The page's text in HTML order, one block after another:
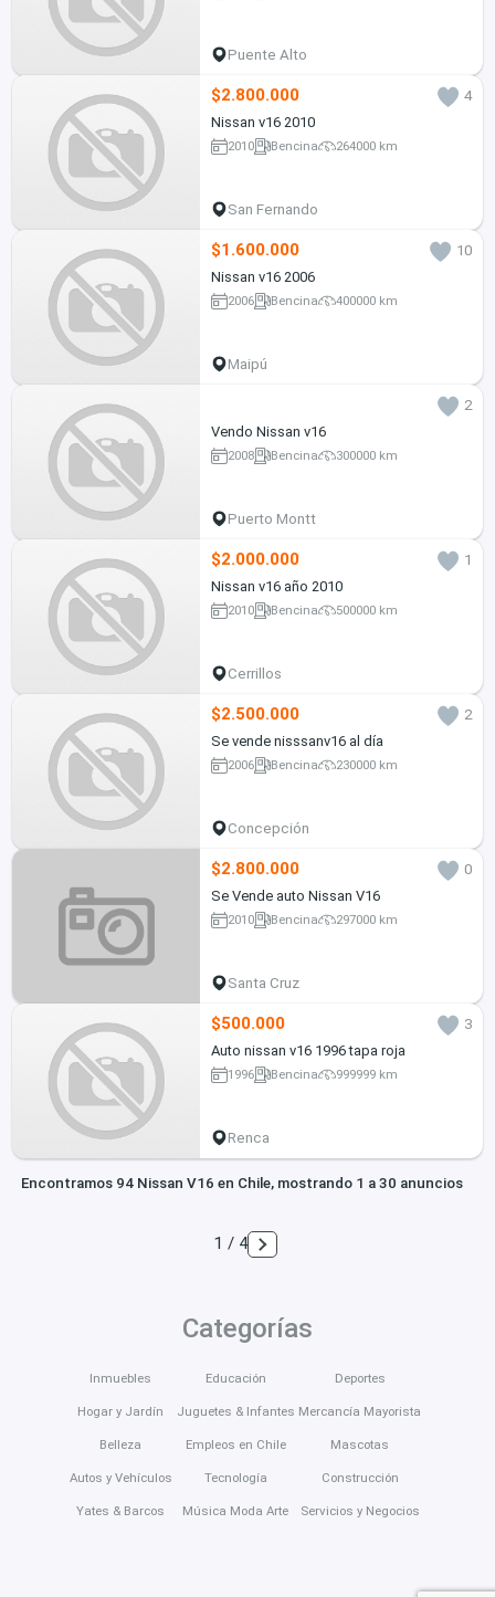
Puente Alto
$2.800.000
4
Nissan v16 2010
2010 Bencina 264000 km
San Fernando
$1.600.000
10
Nissan v16 2006
2006 Bencina 400000 km
Maipú
2
Vendo Nissan v16
2008 Bencina 300000 km
Puerto Montt
$2.000.000
1
Nissan v16 año 2010
2010 Bencina 500000 km
Cerrillos
$2.500.000
2
Se vende nisssanv16 al día
2006 Bencina 230000 km
Concepción
$2.800.000
0
Se Vende auto Nissan V16
2010 Bencina 297000 km
Santa Cruz
$500.000
3
Auto nissan v16 1996 tapa roja
1996 Bencina 999999 km
Renca
Encontramos 94 Nissan V16 en Chile, mostrando 1 a 30 anuncios
1 / 4
Categorías
Inmuebles
Hogar y Jardín
Belleza
Autos y Vehículos
Yates & Barcos
Educación
Juguetes & Infantes
Empleos en Chile
Tecnología
Música Moda Arte
Deportes
Mercancía Mayorista
Mascotas
Construcción
Servicios y Negocios